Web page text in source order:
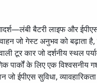
बैटरी लाइफ और
जो गेस्ट अनुभव को बढ़ाता है,
टूर कार जो दर्शनीय स्थल
पार्कों के लिए एक
जो ईपीएस सुविधा,